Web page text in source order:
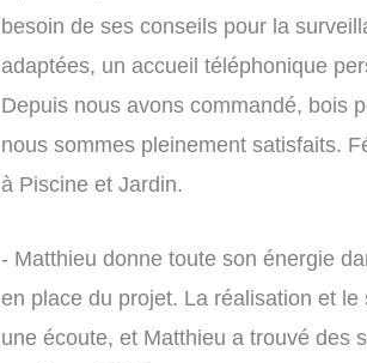
besoin de ses conseils pour la
adaptées, un accueil téléphonique
Depuis nous avons commandé, bois
nous sommes pleinement satisfaits.
à Piscine et Jardin.
- Matthieu donne toute son énergie
en place du projet. La réalisation et
une écoute, et Matthieu a trouvé des